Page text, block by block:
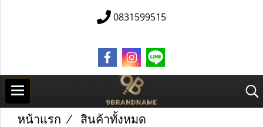
0831599515
หน้าแรก
สินค้าทั้งหมด